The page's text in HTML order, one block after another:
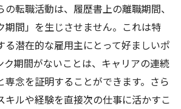
転職活動は、履歴書上の離職期間、
期間」を生じさせません。これは特
る潜在的な雇用主にとって好ましいポ
ク期間がないことは、キャリアの連続
専念を証明することができます。さら
キルや経験を直接次の仕事に活かすこ